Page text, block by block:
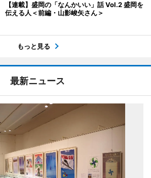
【連載】盛岡の「なんかいい」話 Vol.2 盛岡を
伝える人＜前編・山影峻矢さん＞
もっと見る
最新ニュース